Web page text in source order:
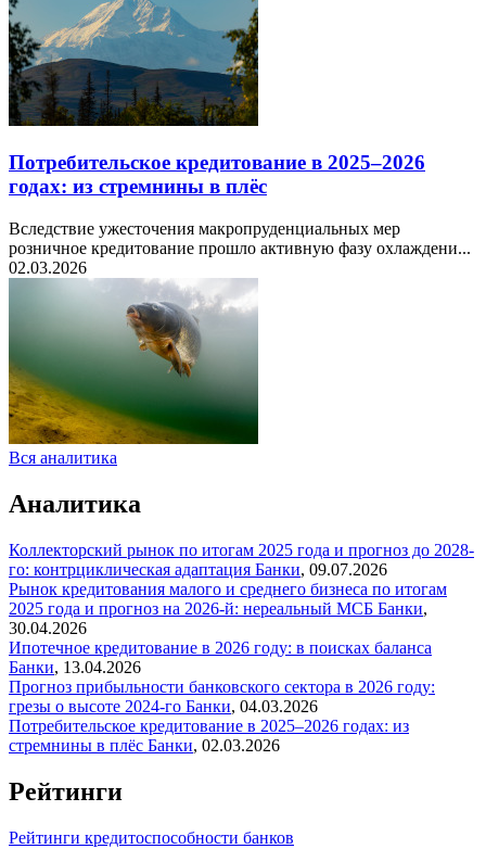
Потребительское кредитование в 2025–2026
годах: из стремнины в плёс
Вследствие ужесточения макропруденциальных мер
розничное кредитование прошло активную фазу охлаждени...
02.03.2026
Вся аналитика
Аналитика
Коллекторский рынок по итогам 2025 года и прогноз до 2028-
го: контрциклическая адаптация Банки, 09.07.2026
Рынок кредитования малого и среднего бизнеса по итогам
2025 года и прогноз на 2026-й: нереальный МСБ Банки,
30.04.2026
Ипотечное кредитование в 2026 году: в поисках баланса
Банки, 13.04.2026
Прогноз прибыльности банковского сектора в 2026 году:
грезы о высоте 2024-го Банки, 04.03.2026
Потребительское кредитование в 2025–2026 годах: из
стремнины в плёс Банки, 02.03.2026
Рейтинги
Рейтинги кредитоспособности банков